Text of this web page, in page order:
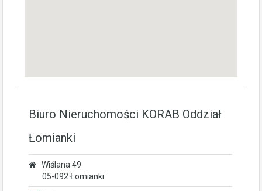
Biuro Nieruchomości KORAB Oddział
Łomianki
Wiślana 49
05-092 Łomianki